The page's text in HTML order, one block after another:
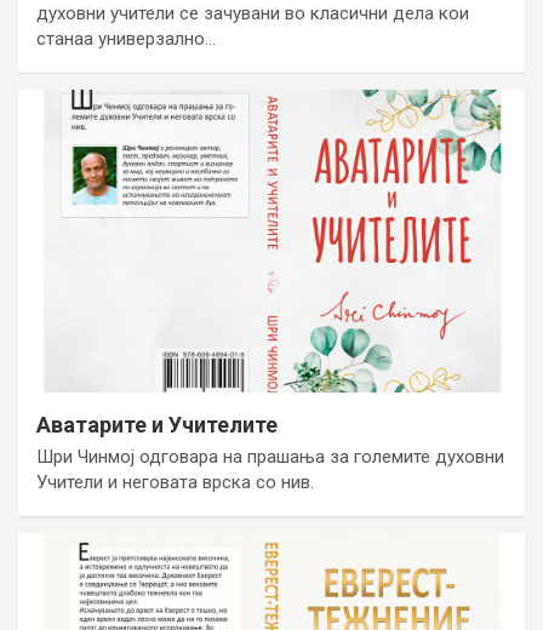
духовни учители се зачувани во класични дела кои
станаа универзално…
Аватарите и Учителите
Шри Чинмој одговара на прашања за големите духовни
Учители и неговата врска со нив.